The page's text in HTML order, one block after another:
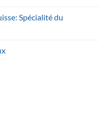
Spécialité du